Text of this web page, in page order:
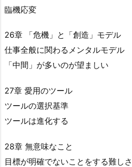
臨機応変
26章 「危機」と「創造」モデル
仕事全般に関わるメンタルモデル
「中間」が多いのが望ましい
27章 愛用のツール
ツールの選択基準
ツールは進化する
28章 無意味なこと
目標が明確でないことをする難しさ